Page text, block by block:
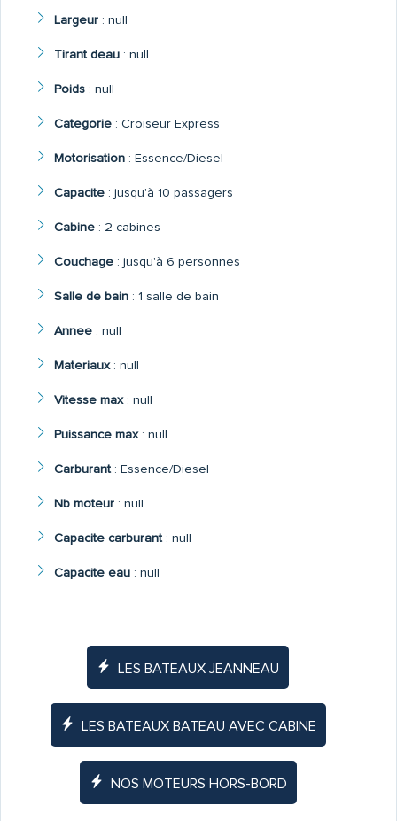
Largeur: null
Tirant deau: null
Poids: null
Categorie: Croiseur Express
Motorisation: Essence/Diesel
Capacite: jusqu'à 10 passagers
Cabine: 2 cabines
Couchage: jusqu'à 6 personnes
Salle de bain: 1 salle de bain
Annee: null
Materiaux: null
Vitesse max: null
Puissance max: null
Carburant: Essence/Diesel
Nb moteur: null
Capacite carburant: null
Capacite eau: null
LES BATEAUX JEANNEAU
LES BATEAUX BATEAU AVEC CABINE
NOS MOTEURS HORS-BORD